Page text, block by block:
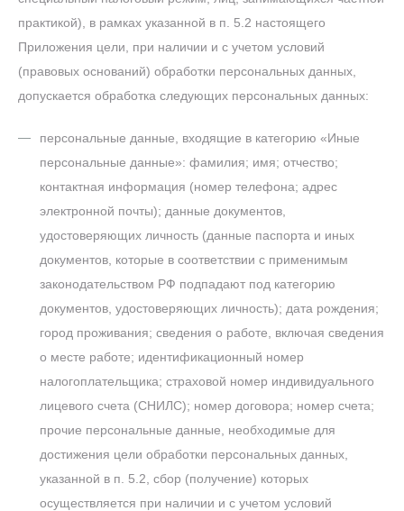
практикой), в рамках указанной в п. 5.2 настоящего
Приложения цели, при наличии и с учетом условий
(правовых оснований) обработки персональных данных,
допускается обработка следующих персональных данных:
персональные данные, входящие в категорию «Иные
персональные данные»: фамилия; имя; отчество;
контактная информация (номер телефона; адрес
электронной почты); данные документов,
удостоверяющих личность (данные паспорта и иных
документов, которые в соответствии с применимым
законодательством РФ подпадают под категорию
документов, удостоверяющих личность); дата рождения;
город проживания; сведения о работе, включая сведения
о месте работе; идентификационный номер
налогоплательщика; страховой номер индивидуального
лицевого счета (СНИЛС); номер договора; номер счета;
прочие персональные данные, необходимые для
достижения цели обработки персональных данных,
указанной в п. 5.2, сбор (получение) которых
осуществляется при наличии и с учетом условий